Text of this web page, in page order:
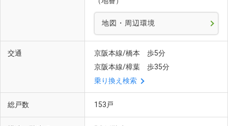
地図・周辺環境
交通
京阪本線/橋本 歩5分
京阪本線/樟葉 歩35分
乗り換え検索
総戸数 153戸